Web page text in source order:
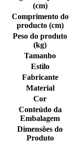
(cm)
Comprimento do
producto (cm)
Peso do produto
(kg)
Tamanho
Estilo
Fabricante
Material
Cor
Conteúdo da
Embalagem
Dimensões do
Produto